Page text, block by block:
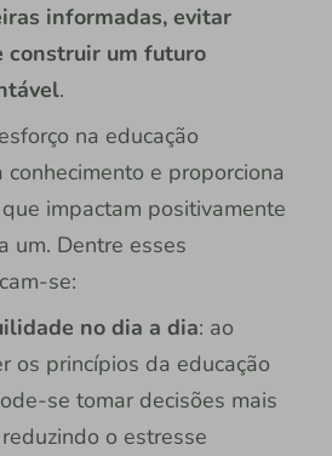
informadas, evitar
construir um futuro
.
na educação
e proporciona
impactam positivamente
um. Dentre esses
se:
no dia a dia: ao
os princípios da educação
se tomar decisões mais
o estresse